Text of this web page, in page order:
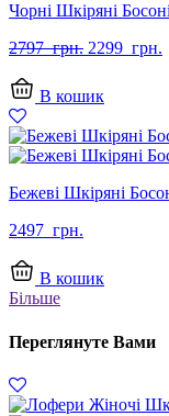
Чорні Шкіряні
2797 грн.
грн..
2299 грн.
В кошик
Бежеві Шкіряні
2497 грн.
В кошик
Більше
Переглянуте Вами